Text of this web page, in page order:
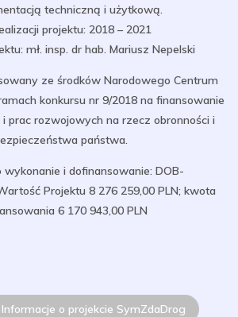
techniczną i użytkową.
projektu: 2018 – 2021
mł. insp. dr hab. Mariusz Nepelski
ze środków Narodowego Centrum
konkursu nr 9/2018 na finansowanie
prac rozwojowych na rzecz obronności i
państwa.
i dofinansowanie: DOB-
Projektu 8 276 259,00 PLN; kwota
6 170 943,00 PLN
Informacje o projekcie SymZdaDrog